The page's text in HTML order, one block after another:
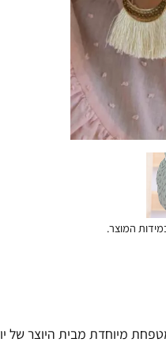
המוצר.
מיוחדת מבית היוצר של